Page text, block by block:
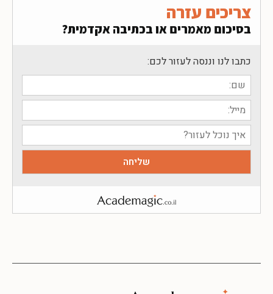
צריכים עזרה
בסיכום מאמרים או בכתיבה אקדמית?
כתבו לנו וננסה לעזור לכם: